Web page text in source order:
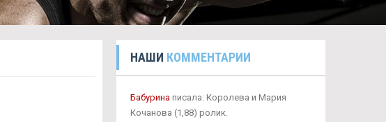
НАШИ КОММЕНТАРИИ
Бабуринаписала: Королева и Мария
Кочанова (1,88) ролик.